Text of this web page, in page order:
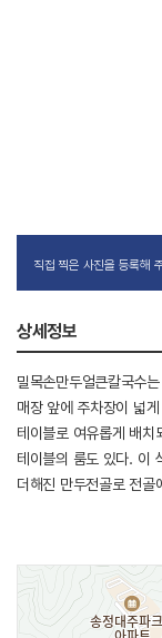
직접 찍은 사진을 등록해
상세정보
밀목손만두얼큰칼국수
매장 앞에 주차장이 넓
테이블로 여유롭게 배
테이블의 룸도 있다. 이
더해진 만두전골로 전골
끓여야 한다. 그 외에
항상 손님이 많지만, 회
포장도 가능하다.